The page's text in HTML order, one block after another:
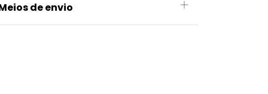
de envio